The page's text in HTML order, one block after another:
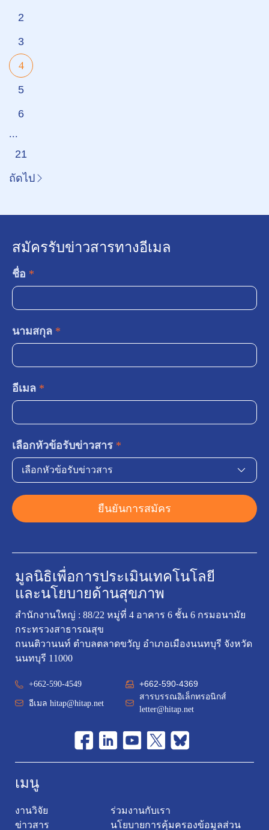
2
3
4
5
6
...
21
ถัดไป
มูลนิธิเพื่อการประเมินเทคโนโลยี
และนโยบายด้านสุขภาพ
สำนักงานใหญ่ : 88/22 หมู่ที่ 4 อาคาร 6 ชั้น 6 กรมอนามัย
กระทรวงสาธารณสุข
ถนนติวานนท์ ตำบลตลาดขวัญ อำเภอเมืองนนทบุรี จังหวัด
นนทบุรี 11000
+662-590-4549 +662-590-4369
อีเมล hitap@hitap.net
สารบรรณอิเล็กทรอนิกส์
letter@hitap.net
เมนู
งานวิจัย
ข่าวสาร
ร่วมงานกับเรา
นโยบายการคุ้มครองข้อมูลส่วน
สมัครรับข่าวสารทางอีเมล
ชื่อ *
นามสกุล *
อีเมล *
เลือกหัวข้อรับข่าวสาร *
เลือกหัวข้อรับข่าวสาร
ยืนยันการสมัคร